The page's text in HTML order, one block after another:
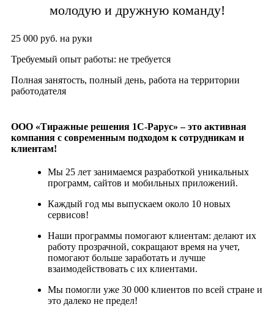
молодую и дружную команду!
25 000 руб. на руки
Требуемый опыт работы: не требуется
Полная занятость, полный день, работа на территории
работодателя
ООО «Тиражные решения 1С-Рарус» – это активная
компания с современным подходом к сотрудникам и
клиентам!
Мы 25 лет занимаемся разработкой уникальных
программ, сайтов и мобильных приложений.
Каждый год мы выпускаем около 10 новых
сервисов!
Наши программы помогают клиентам: делают их
работу прозрачной, сокращают время на учет,
помогают больше заработать и лучше
взаимодействовать с их клиентами.
Мы помогли уже 30 000 клиентов по всей стране и
это далеко не предел!